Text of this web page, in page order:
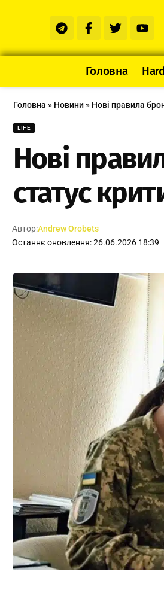
Головна
Головна » Новини» Нові правила
LIFE
Нові
статус
Останнє оновлення: 26.06.2026 18:39
Автор:Andrew Orobets